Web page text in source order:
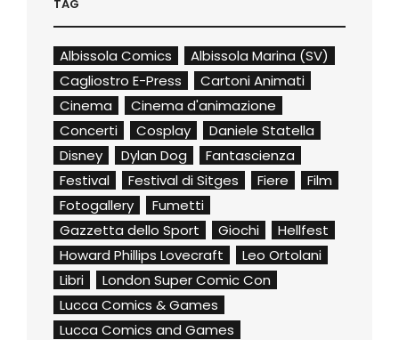
TAG
Albissola Comics
Albissola Marina (SV)
Cagliostro E-Press
Cartoni Animati
Cinema
Cinema d'animazione
Concerti
Cosplay
Daniele Statella
Disney
Dylan Dog
Fantascienza
Festival
Festival di Sitges Fiere
Film
Fotogallery
Fumetti
Gazzetta dello Sport
Giochi
Hellfest
Howard Phillips Lovecraft
Leo Ortolani
Libri
London Super Comic Con
Lucca Comics & Games
Lucca Comics and Games